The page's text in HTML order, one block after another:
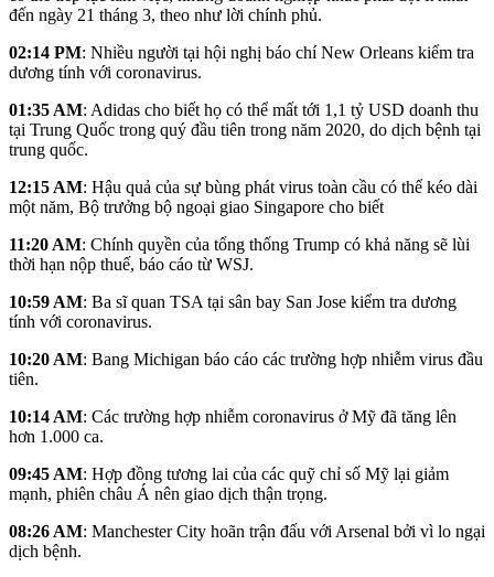
đến ngày 21 tháng 3, theo như lời chính phủ.
02:14 PM: Nhiều người tại hội nghị báo chí New Orleans kiểm tra
dương tính với coronavirus.
01:35 AM: Adidas cho biết họ có thể mất tới 1,1 tỷ USD doanh thu
tại Trung Quốc trong quý đầu tiên trong năm 2020, do dịch bệnh tại
trung quốc.
12:15 AM: Hậu quả của sự bùng phát virus toàn cầu có thể kéo dài
một năm, Bộ trưởng bộ ngoại giao Singapore cho biết
11:20 AM: Chính quyền của tổng thống Trump có khả năng sẽ lùi
thời hạn nộp thuế, báo cáo từ WSJ.
10:59 AM: Ba sĩ quan TSA tại sân bay San Jose kiểm tra dương
tính với coronavirus.
10:20 AM: Bang Michigan báo cáo các trường hợp nhiễm virus đầu
tiên.
10:14 AM: Các trường hợp nhiễm coronavirus ở Mỹ đã tăng lên
hơn 1.000 ca.
09:45 AM: Hợp đồng tương lai của các quỹ chỉ số Mỹ lại giảm
mạnh, phiên châu Á nên giao dịch thận trọng.
08:26 AM: Manchester City hoãn trận đấu với Arsenal bởi vì lo ngại
dịch bệnh.